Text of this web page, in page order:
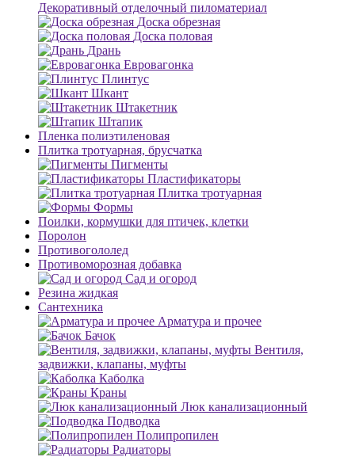
Декоративный отделочный пиломатериал
Доска обрезная
Доска половая
Дрань
Евровагонка
Плинтус
Шкант
Штакетник
Штапик
Пленка полиэтиленовая
Плитка тротуарная, брусчатка
Пигменты
Пластификаторы
Плитка тротуарная
Формы
Поилки, кормушки для птичек, клетки
Поролон
Противогололед
Противоморозная добавка
Сад и огород
Резина жидкая
Сантехника
Арматура и прочее
Бачок
Вентиля,
задвижки, клапаны, муфты
Каболка
Краны
Люк канализационный
Подводка
Полипропилен
Радиаторы